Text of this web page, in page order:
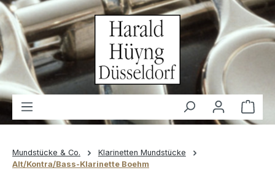
springen
Mundstücke & Co.
Klarinetten Mundstücke
Alt/Kontra/Bass-Klarinette Boehm